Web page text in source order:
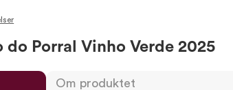
Porral Vinho Verde 2025
Om produktet